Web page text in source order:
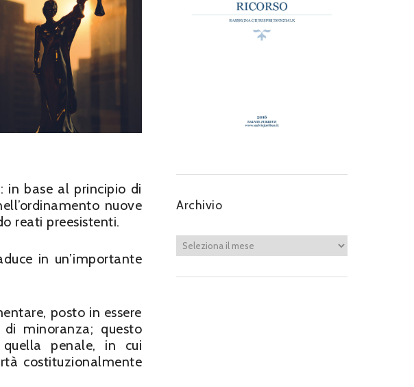
in base al principio di
nuove
reati preesistenti.
in un’importante
posto in essere
minoranza; questo
penale, in cui
costituzionalmente
Archivio